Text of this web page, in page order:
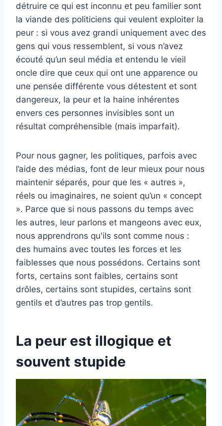
détruire ce qui est inconnu et peu familier sont
la viande des politiciens qui veulent exploiter la
peur : si vous avez grandi uniquement avec des
gens qui vous ressemblent, si vous n’avez
écouté qu’un seul média et entendu le vieil
oncle dire que ceux qui ont une apparence ou
une pensée différente vous détestent et sont
dangereux, la peur et la haine inhérentes
envers ces personnes invisibles sont un
résultat compréhensible (mais imparfait).
Pour nous gagner, les politiques, parfois avec
l’aide des médias, font de leur mieux pour nous
maintenir séparés, pour que les « autres »,
réels ou imaginaires, ne soient qu’un « concept
». Parce que si nous passons du temps avec
les autres, leur parlons et mangeons avec eux,
nous apprendrons qu'ils sont comme nous :
des humains avec toutes les forces et les
faiblesses que nous possédons. Certains sont
forts, certains sont faibles, certains sont
drôles, certains sont stupides, certains sont
gentils et d’autres pas trop gentils.
La peur est illogique et
souvent stupide